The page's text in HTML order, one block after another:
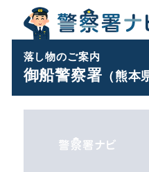
落し物のご案内
御船警察署（熊本